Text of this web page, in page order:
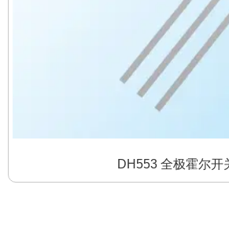
DH553 全极霍尔开